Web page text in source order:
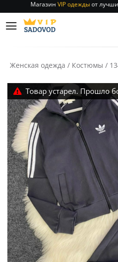
Отправление заказа
Магазин
от
Отправление заказа
Женская одежда / Костюмы /
Товар устарел. Прошло